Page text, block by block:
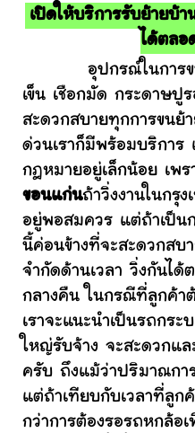
เปิดให้บริการรับย้ายบ้
ได้ตลอ
อุปกรณ์ในการขนย้
เข็น เชือกมัด กระดาษปู
สะดวกสบายทุกการขนย้
ด่วนเราก็มีพร้อมบริการ
กฎหมายอยู่เล็กน้อย เพร
ขอนแก่นถ้าวิ่งงานในกรุง
อยู่พอสมควร แต่ถ้าเป็น
นี้ค่อนข้างที่จะสะดวกสบ
จำกัดด้านเวลา วิ่งกันได้
กลางคืน ในกรณีที่ลูกค้า
เราจะแนะนำเป็นรถกร
ใหญ่รับจ้าง จะสะดวกแล
ครับ ถึงแม้ว่าปริมาณการ
แต่ถ้าเทียบกับเวลาที่ลูก
กว่าการต้องรอรถหกล้อ